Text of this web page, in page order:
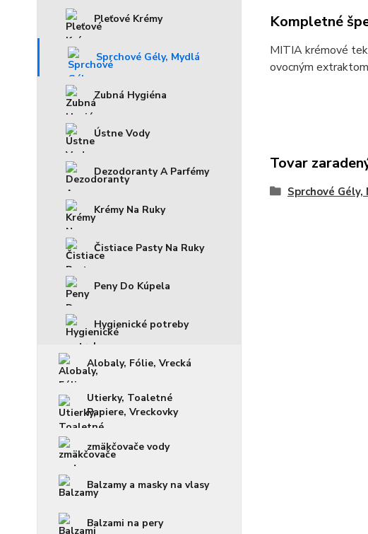
Pleťové Krémy
Sprchové Gély, Mydlá
Zubná Hygiéna
Ústne Vody
Dezodoranty A Parfémy
Krémy Na Ruky
Čistiace Pasty Na Ruky
Peny Do Kúpela
Hygienické potreby
Alobaly, Fólie, Vrecká
Utierky, Toaletné
Papiere, Vreckovky
zmäkčovače vody
Balzamy a masky na vlasy
Balzami na pery
Kompletné
MITIA krémové
ovocným
Tovar
Sprchové Gély,